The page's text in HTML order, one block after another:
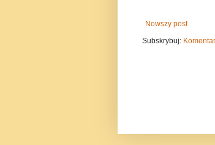
Nowszy post
Subskrybuj: